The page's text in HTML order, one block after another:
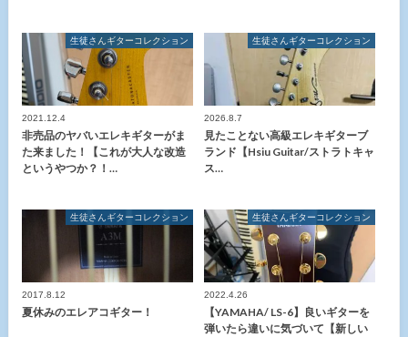
生徒さんギターコレクション
2021.12.4
非売品のヤバいエレキギターがま
た来ました！【これが大人な改造
というやつか？！…
生徒さんギターコレクション
2026.8.7
見たことない高級エレキギターブ
ランド【Hsiu Guitar/ストラトキャ
ス…
生徒さんギターコレクション
2017.8.12
夏休みのエレアコギター！
生徒さんギターコレクション
2022.4.26
【YAMAHA/ LS-6】良いギターを
弾いたら違いに気づいて【新しい